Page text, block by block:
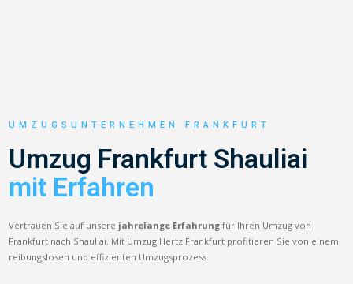
UMZUGSUNTERNEHMEN FRANKFURT
Umzug Frankfurt Shauliai
mit Erfahren
Vertrauen Sie auf unsere jahrelange Erfahrung für Ihren Umzug von
Frankfurt nach Shauliai. Mit Umzug Hertz Frankfurt profitieren Sie von einem
reibungslosen und effizienten Umzugsprozess.